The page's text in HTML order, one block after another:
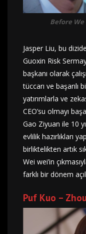
Before
Jasper Liu, bu
Guoxin Risk
başkanı olarak
tüccarı ve başarılı
yatırımlarla ve
CEO’su olmayı
Gao Ziyuan ile 10
evlilik hazırlıkları
birliktelikten artık
Wei wei’in
farklı bir dönem
Puf Kuo –